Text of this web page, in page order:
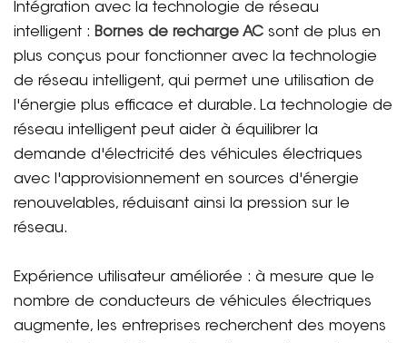
Intégration avec la technologie de réseau
intelligent : Bornes de recharge AC sont de plus en
plus conçus pour fonctionner avec la technologie
de réseau intelligent, qui permet une utilisation de
l'énergie plus efficace et durable. La technologie de
réseau intelligent peut aider à équilibrer la
demande d'électricité des véhicules électriques
avec l'approvisionnement en sources d'énergie
renouvelables, réduisant ainsi la pression sur le
réseau.
Expérience utilisateur améliorée : à mesure que le
nombre de conducteurs de véhicules électriques
augmente, les entreprises recherchent des moyens